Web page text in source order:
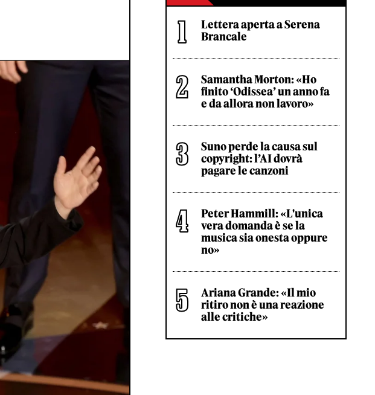
Lettera aperta a Serena
Brancale
Samantha Morton: «Ho
finito ‘Odissea’ un anno fa
e da allora non lavoro»
Suno perde la causa sul
copyright: l’AI dovrà
pagare le canzoni
Peter Hammill: «L'unica
vera domanda è se la
musica sia onesta oppure
no»
Ariana Grande: «Il mio
ritiro non è una reazione
alle critiche»